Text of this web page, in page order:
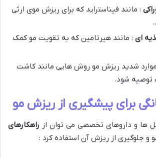
: مانند فیناستراید که برای ریزش موی ارثی
ای : مانند هیرتامین که به تقویت مو کمک
شدید ریزش مو روش هایی مانند کاشت
توصیه شود.
برای پیشگیری از ریزش مو
ها و داروهای تخصصی می توان از راهکارهای
و جلوگیری از ریزش آن استفاده کرد :